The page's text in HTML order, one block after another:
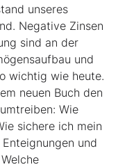
unseres
Nega­tive Zinsen
sind an der
und
wichtig wie heute.
neuen Buch den
Wie
sichere ich mein
und